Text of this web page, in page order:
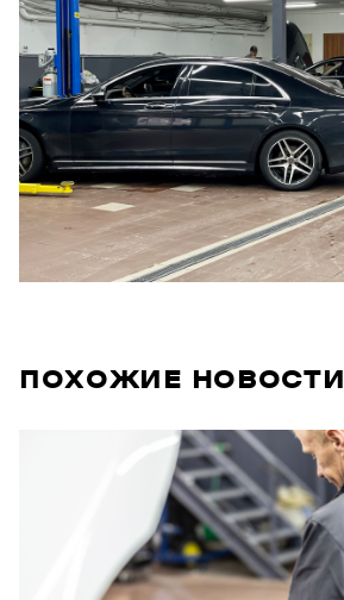
ПОХОЖИЕ НОВОСТИ